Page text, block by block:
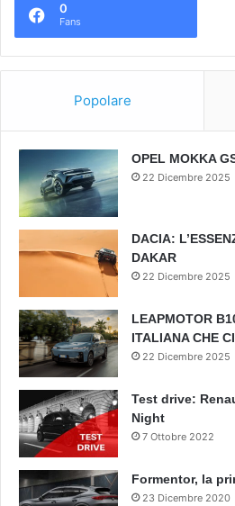
0
Fans
Popolare
OPEL MOKKA
22 Dicembre 2025
DACIA:
DAKAR
22 Dicembre 2025
LEAPMOTOR
ITALIANA CHE
22 Dicembre 2025
Test drive:
Night
7 Ottobre 2022
Formentor, la
23 Dicembre 2020